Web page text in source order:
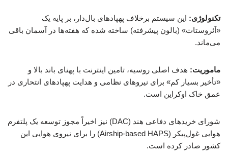
تکنولوژی: این سیستم برخلاف پهپادهای بال‌دار، بر پایه یک
«آئروستات» (بالون پیشرفته) ساخته شده که هفته‌ها در آسمان باقی
می‌ماند.
ماموریت: هدف اصلی روسیه، تامین اینترنت با پهنای باند بالا و
«تأخیر بسیار کم» برای نیروهای نظامی و هدایت پهپادهای انتحاری در
عمق خاک اوکراین است.
شورای خریدهای دفاعی هند (DAC) نیز اخیراً مجوز توسعه یک پلتفرم
هوایی غول‌پیکر (Airship-based HAPS) را برای نیروی هوایی این
کشور صادر کرده است.